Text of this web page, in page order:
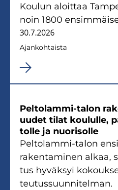
Kou­lun aloit­taa
noin 1800
30.7.2026
Ajan­koh­tais­ta
Peltolammi-​talon
uudet tilat kou­lul­le,
tol­le ja nuo­ri­sol­le
Peltolammi-​talon
ra­ken­ta­mi­nen alkaa,
tus hy­väk­syi
teu­tus­suun­ni­tel­man.